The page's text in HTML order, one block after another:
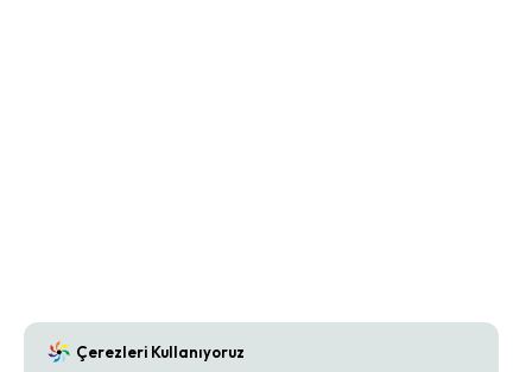
Çerezleri Kullanıyoruz